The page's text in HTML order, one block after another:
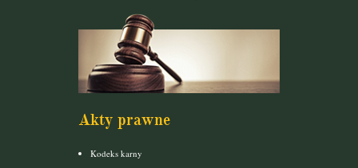
Akty prawne
Kodeks karny